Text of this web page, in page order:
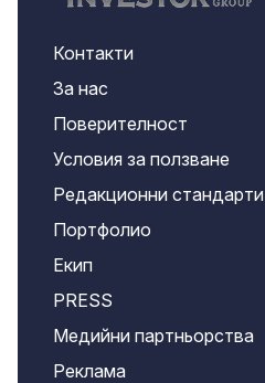
Контакти
За нас
Поверителност
Условия за ползване
Редакционни стандарти
Портфолио
Екип
PRESS
Медийни партньорства
Реклама